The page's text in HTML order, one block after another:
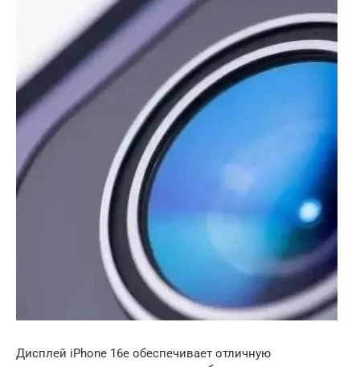
Дисплей iPhone 16e обеспечивает отличную